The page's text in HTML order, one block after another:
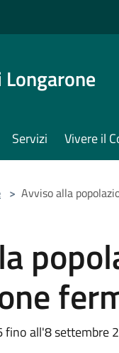
Longarone
Servizi Vivere il
> Avviso alla
fino all'8 settembre